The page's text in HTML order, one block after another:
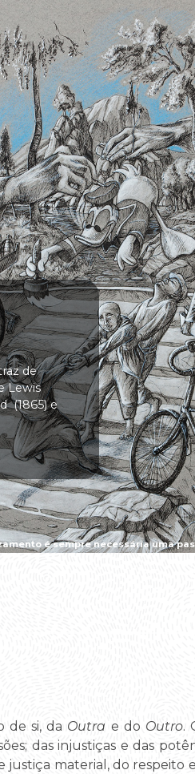
é sempre necessária uma
de
Lewis
(1865) e
de si, da Outra e do Outro.
das injustiças e das
justiça material, do